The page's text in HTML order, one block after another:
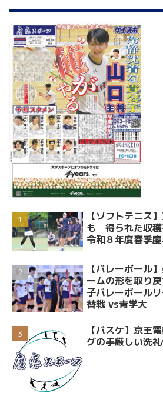
【ソフトテニス
も 得られた収穫
令和８年度春季
【バレーボール
ームの形を取り
子バレーボール
替戦 vs青学大
【バスケ】京王
グの手厳しい洗